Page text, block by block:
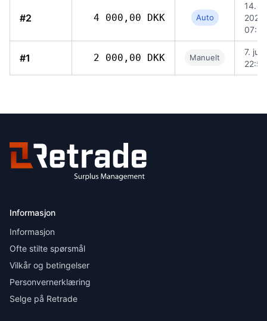
#2 4 000,00 DKK Auto
14.
2026,
07:34
#1 2 000,00 DKK Manuelt
7.
22:58
Informasjon
Informasjon
Ofte stilte spørsmål
Vilkår og betingelser
Personvernerklæring
Selge på Retrade